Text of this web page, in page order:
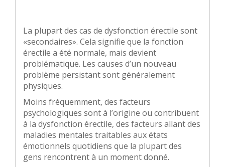
La plupart des cas de dysfonction érectile sont
«secondaires». Cela signifie que la fonction
érectile a été normale, mais devient
problématique. Les causes d’un nouveau
problème persistant sont généralement
physiques.
Moins fréquemment, des facteurs
psychologiques sont à l’origine ou contribuent
à la dysfonction érectile, des facteurs allant des
maladies mentales traitables aux états
émotionnels quotidiens que la plupart des
gens rencontrent à un moment donné.